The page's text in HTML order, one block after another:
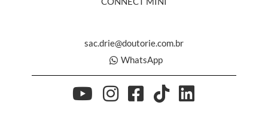
sac.drie@doutorie.com.br
WhatsApp